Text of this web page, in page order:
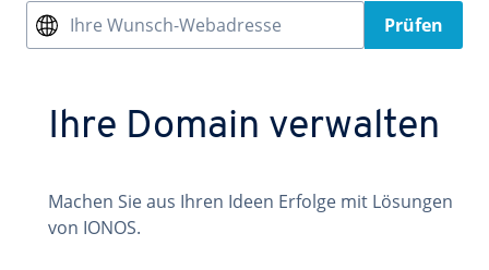
Ihre Wunsch-Webadresse Prüfen
Ihre Domain verwalten
Machen Sie aus Ihren Ideen Erfolge mit Lösungen
von IONOS.